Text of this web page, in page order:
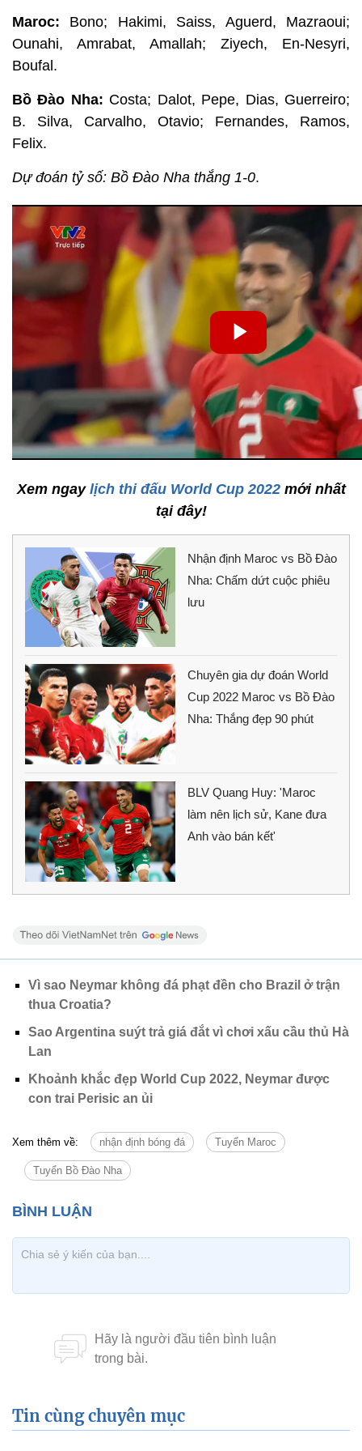
Maroc: Bono; Hakimi, Saiss, Aguerd, Mazraoui;
Ounahi, Amrabat, Amallah; Ziyech, En-Nesyri,
Boufal.
Bồ Đào Nha: Costa; Dalot, Pepe, Dias, Guerreiro;
B. Silva, Carvalho, Otavio; Fernandes, Ramos,
Felix.
Dự đoán tỷ số: Bồ Đào Nha thắng 1-0.
Xem ngay lịch thi đấu World Cup 2022 mới nhất
tại đây!
Nhận định Maroc vs Bồ Đào
Nha: Chấm dứt cuộc phiêu
lưu
Chuyên gia dự đoán World
Cup 2022 Maroc vs Bồ Đào
Nha: Thắng đẹp 90 phút
BLV Quang Huy: 'Maroc
làm nên lịch sử, Kane đưa
Anh vào bán kết'
Vì sao Neymar không đá phạt đền cho Brazil ở trận
thua Croatia?
Sao Argentina suýt trả giá đắt vì chơi xấu cầu thủ Hà
Lan
Khoảnh khắc đẹp World Cup 2022, Neymar được
con trai Perisic an ủi
Xem thêm về: nhận định bóng đá Tuyển Maroc
Tuyển Bồ Đào Nha
Tin cùng chuyên mục